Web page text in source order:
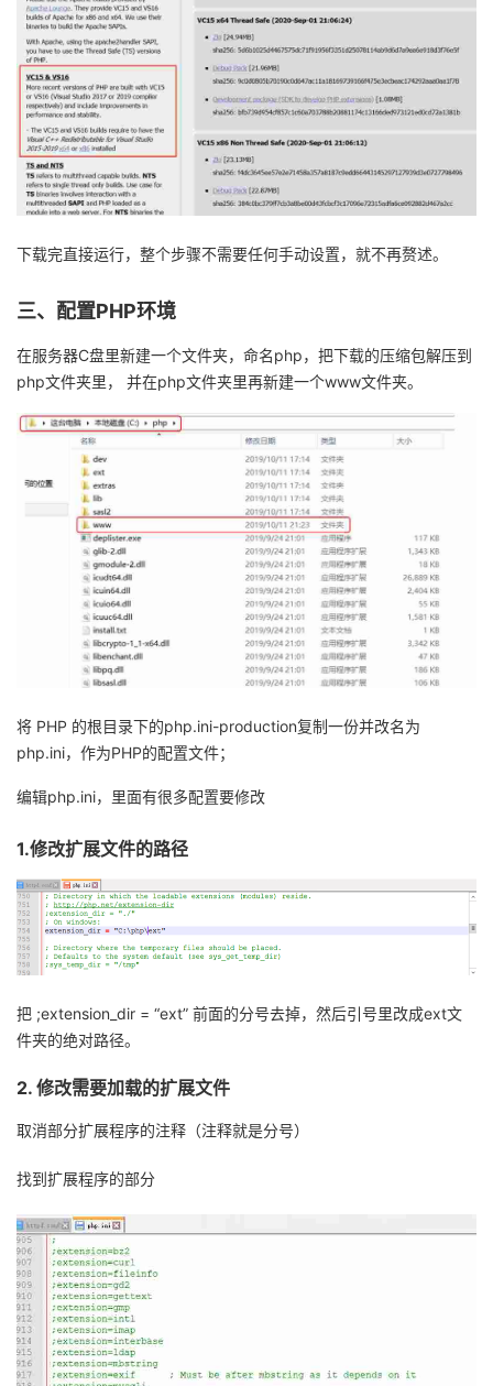
藏
下载完直接运行，整个步骤不需要任何手动设置，就不再赘述。
三、配置PHP环境
在服务器C盘里新建一个文件夹，命名php，把下载的压缩包解压到
php文件夹里， 并在php文件夹里再新建一个www文件夹。
将 PHP 的根目录下的php.ini-production复制一份并改名为
php.ini，作为PHP的配置文件；
编辑php.ini，里面有很多配置要修改
1.修改扩展文件的路径
把 ;extension_dir = “ext” 前面的分号去掉，然后引号里改成ext文
件夹的绝对路径。
2. 修改需要加载的扩展文件
取消部分扩展程序的注释（注释就是分号）
找到扩展程序的部分